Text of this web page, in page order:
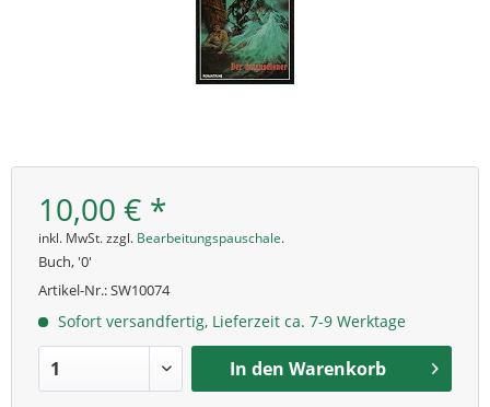
10,00 € *
inkl. MwSt. zzgl. Bearbeitungspauschale.
Buch, '0'
Artikel-Nr.:SW10074
Sofort versandfertig, Lieferzeit ca. 7-9 Werktage
In den Warenkorb